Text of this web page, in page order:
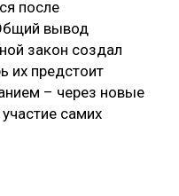
после
вывод
закон создал
их предстоит
– через новые
самих